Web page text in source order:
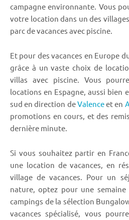
campagne environnante. Vous
votre location dans un des
parc de vacances avec piscine.
Et pour des vacances en Europe
grâce à un vaste choix de
villas avec piscine. Vous
locations en Espagne, aussi bien
sud en direction deValenceet en
promotions en cours, et des
dernière minute.
Si vous souhaitez partir en
une location de vacances, en
village de vacances. Pour un
nature, optez pour une semaine
campings de la sélection
vacances spécialisé, vous